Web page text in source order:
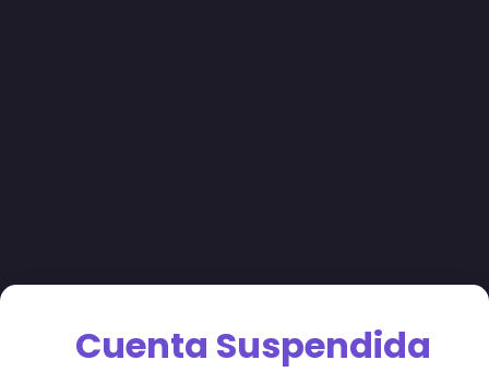
Cuenta Suspendida